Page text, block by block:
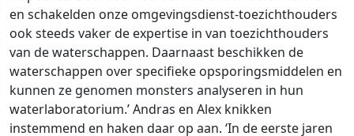
en schakelden onze omgevingsdienst-toezichthouders
ook steeds vaker de expertise in van toezichthouders
van de waterschappen. Daarnaast beschikken de
waterschappen over specifieke opsporingsmiddelen en
kunnen ze genomen monsters analyseren in hun
waterlaboratorium.’ Andras en Alex knikken
instemmend en haken daar op aan. ‘In de eerste jaren